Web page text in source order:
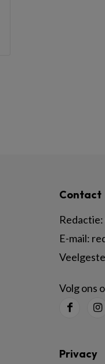
Contact
Redactie:
E-mail:
Volg ons
Privacy